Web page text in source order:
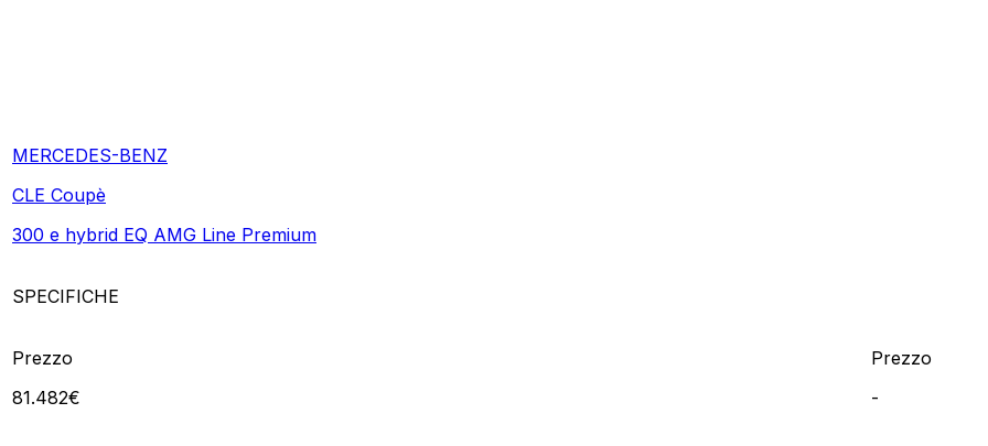
MERCEDES-BENZ
CLE Coupè
300 e hybrid EQ AMG Line Premium
SPECIFICHE
Prezzo
81.482€
Prezzo
-